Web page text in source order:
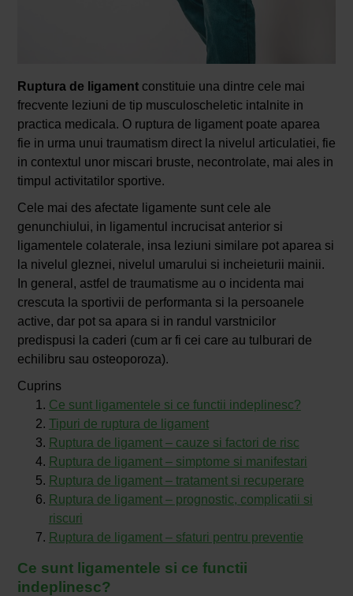
Ruptura de ligamentconstituie una dintre cele mai
frecvente leziuni de tip musculoscheletic intalnite in
practica medicala. O ruptura de ligament poate aparea
fie in urma unui traumatism direct la nivelul articulatiei, fie
in contextul unor miscari bruste, necontrolate, mai ales in
timpul activitatilor sportive.
Cele mai des afectate ligamente sunt cele ale
genunchiului, in ligamentul incrucisat anterior si
ligamentele colaterale, insa leziuni similare pot aparea si
la nivelul gleznei, nivelul umarului si incheieturii mainii.
In general, astfel de traumatisme au o incidenta mai
crescuta la sportivii de performanta si la persoanele
active, dar pot sa apara si in randul varstnicilor
predispusi la caderi (cum ar fi cei care au tulburari de
echilibru sau osteoporoza).
Cuprins
Ce sunt ligamentele si ce functii indeplinesc?
Tipuri de ruptura de ligament
Ruptura de ligament – cauze si factori de risc
Ruptura de ligament – simptome si manifestari
Ruptura de ligament – tratament si recuperare
Ruptura de ligament – prognostic, complicatii si
riscuri
Ruptura de ligament – sfaturi pentru preventie
Ce sunt ligamentele si ce functii
indeplinesc?